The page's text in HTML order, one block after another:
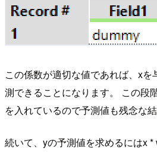
この係数が適切な値であれば、x
測できることになります。 この段
を入れているので予測値も残念な
続いて、yの予測値を求めるにはx